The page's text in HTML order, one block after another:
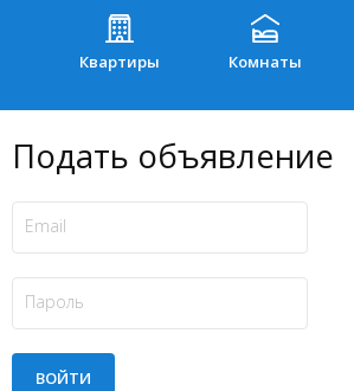
Квартиры Комнаты
Подать объявление